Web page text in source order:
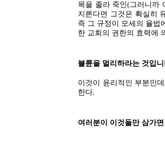
목을 졸라 죽인(그러니까
지른다면 그것은 확실히
즉 그 규정이 모세의 율법
한 교회의 권한의 효력에
불륜을 멀리하라는 것입니
이것이 윤리적인 부분인
한다.
여러분이 이것들만 삼가